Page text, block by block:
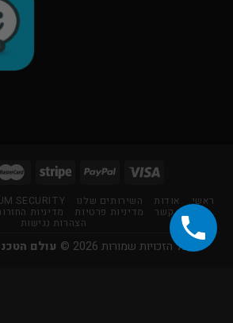
ראשי אודות השירותים שלנו SECURITY
צור קשר מדיניות פרטיות מדיניות
הצהרות נגישות
כל הזכויות שמורות 2026 © עולם